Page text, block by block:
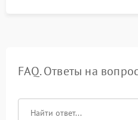
FAQ. Ответы на